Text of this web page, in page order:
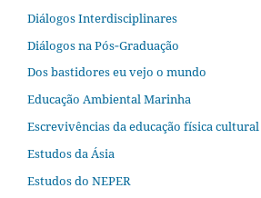
Diálogos Interdisciplinares
Diálogos na Pós‐Graduação
Dos bastidores eu vejo o mundo
Educação Ambiental Marinha
Escrevivências da educação física cultural
Estudos da Ásia​
Estudos do NEPER